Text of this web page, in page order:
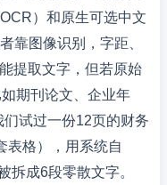
）和原生可选中文
靠图像识别，字距、
提取文字，但若原始
期刊论文、企业年
试过一份12页的财务
表格），用系统自
拆成6段零散文字。